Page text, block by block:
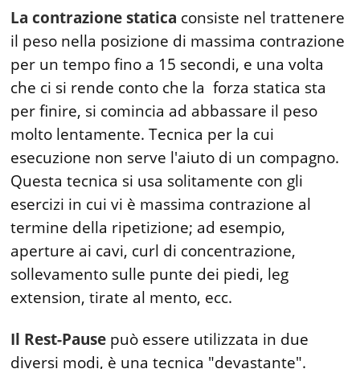
La contrazione statica consiste nel trattenere
il peso nella posizione di massima contrazione
per un tempo fino a 15 secondi, e una volta
che ci si rende conto che la forza statica sta
per finire, si comincia ad abbassare il peso
molto lentamente. Tecnica per la cui
esecuzione non serve l'aiuto di un compagno.
Questa tecnica si usa solitamente con gli
esercizi in cui vi è massima contrazione al
termine della ripetizione; ad esempio,
aperture ai cavi, curl di concentrazione,
sollevamento sulle punte dei piedi, leg
extension, tirate al mento, ecc.
Il Rest-Pause può essere utilizzata in due
diversi modi, è una tecnica "devastante".